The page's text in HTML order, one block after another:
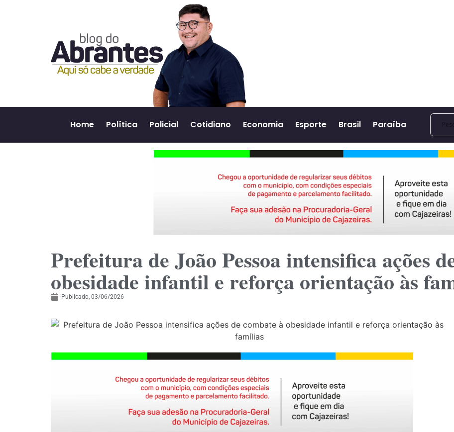
Home Política Policial Cotidiano Economia Esporte Brasil Paraíba
Prefeitura de João Pessoa intensifica ações
obesidade infantil e reforça orientação às
Publicado, 03/06/2026